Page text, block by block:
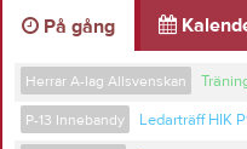
På gång
Herrar A-lag Allsvenskan
P-13 Innebandy Ledarträff HIK